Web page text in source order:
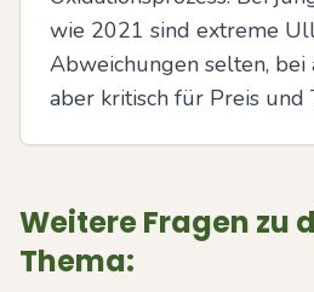
wie 2021 sind extreme
Abweichungen selten, bei
aber kritisch für Preis und
Weitere Fragen zu
Thema: